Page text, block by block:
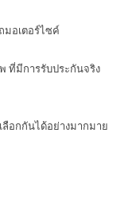
มอเตอร์ไซค์
ที่มีการรับประกันจริง
อกกันได้อย่างมากมาย